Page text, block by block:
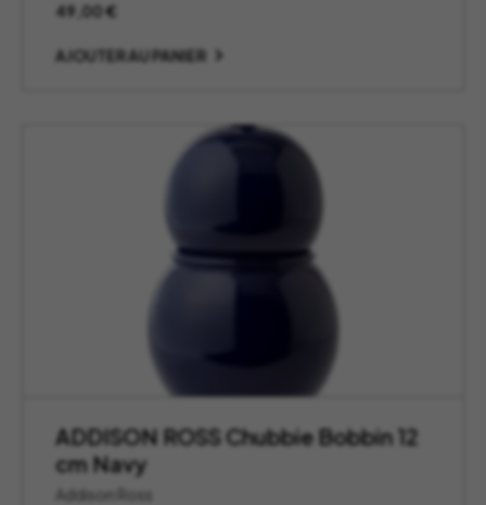
49,00€
AJOUTER AU PANIER
ADDISON ROSS Chubbie Bobbin 12
cm Navy
Addison Ross